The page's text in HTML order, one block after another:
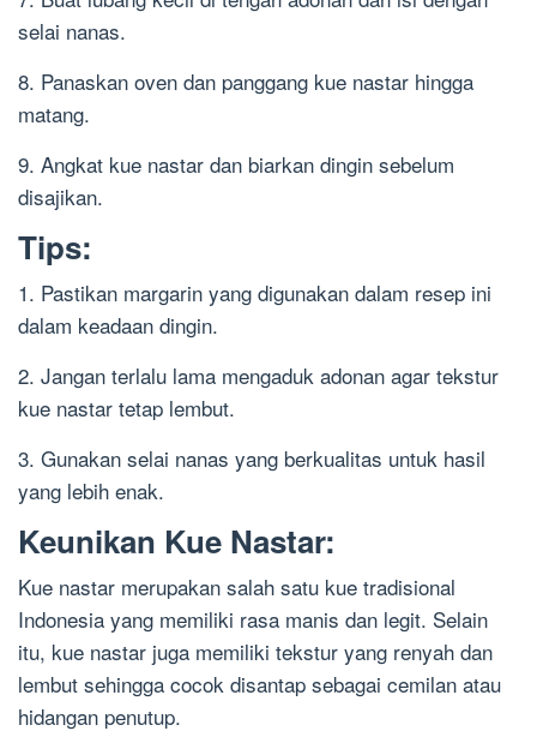
selai nanas.
8. Panaskan oven dan panggang kue nastar hingga
matang.
9. Angkat kue nastar dan biarkan dingin sebelum
disajikan.
Tips:
1. Pastikan margarin yang digunakan dalam resep ini
dalam keadaan dingin.
2. Jangan terlalu lama mengaduk adonan agar tekstur
kue nastar tetap lembut.
3. Gunakan selai nanas yang berkualitas untuk hasil
yang lebih enak.
Keunikan Kue Nastar:
Kue nastar merupakan salah satu kue tradisional
Indonesia yang memiliki rasa manis dan legit. Selain
itu, kue nastar juga memiliki tekstur yang renyah dan
lembut sehingga cocok disantap sebagai cemilan atau
hidangan penutup.